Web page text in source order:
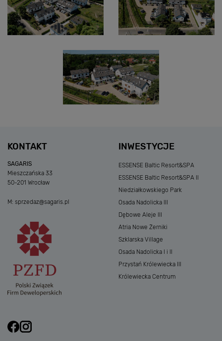
KONTAKT
SAGARIS
Mieszczańska 33
50-201 Wrocław
M: sprzedaz@sagaris.pl
INWESTYCJE
ESSENSE Baltic Resort&SPA
ESSENSE Baltic Resort&SPA II
Niedziałkowskiego Park
Osada Nadolicka III
Dębowe Aleje III
Atria Nowe Żerniki
Szklarska Village
Osada Nadolicka I i II
Przystań Królewiecka III
Królewiecka Centrum